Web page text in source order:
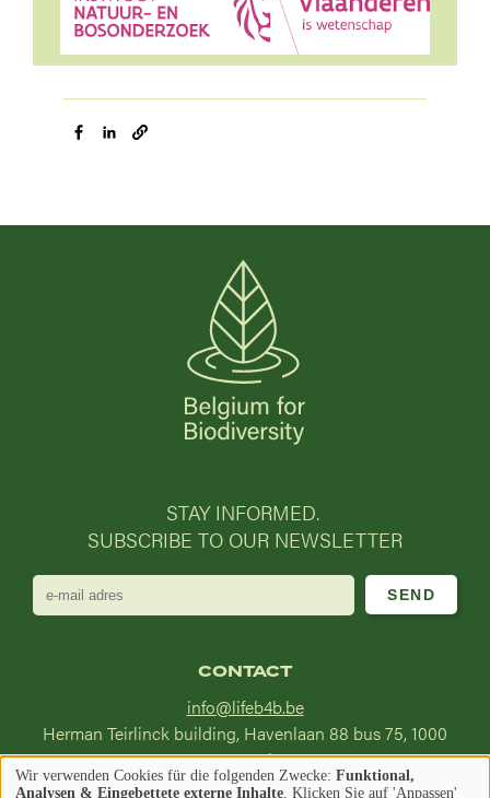
STAY INFORMED.
SUBSCRIBE TO OUR NEWSLETTER
e-
mail
CONTACT
info@lifeb4b.be
Herman Teirlinck building, Havenlaan 88 bus 75, 1000
Brussel
Wir verwenden Cookies für die folgenden Zwecke: Funktional,
Analysen & Eingebettete externe Inhalte . Klicken Sie auf 'Anpassen'